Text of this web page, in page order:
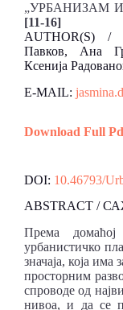
„УРБАНИЗАМ И
[11-16]
AUTHOR(S) /
Павков, Ана
Ксенија
E-MAIL:
Download Full
DOI: 10.46793/
ABSTRACT /
Према домаћој
урбанистичко
значаја, која
просторним
спроводе од
нивоа, и да се